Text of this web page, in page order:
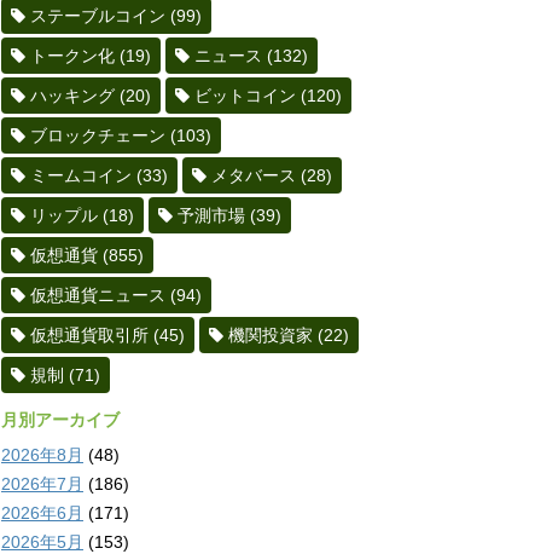
ステーブルコイン (99)
トークン化 (19) ニュース (132)
ハッキング (20) ビットコイン (120)
ブロックチェーン (103)
ミームコイン (33) メタバース (28)
リップル (18) 予測市場 (39)
仮想通貨 (855)
仮想通貨ニュース (94)
仮想通貨取引所 (45) 機関投資家 (22)
規制 (71)
月別アーカイブ
2026年8月 (48)
2026年7月 (186)
2026年6月 (171)
2026年5月 (153)